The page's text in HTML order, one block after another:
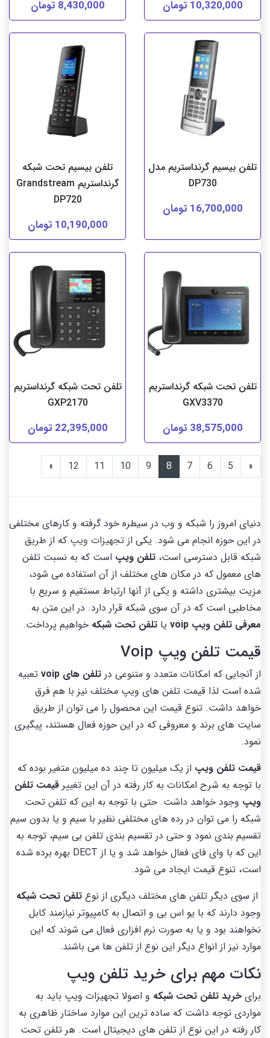
10,320,000 تومان 8,430,000 تومان
تلفن بیسیم گرنداستریم مدل
DP730
16,700,000 تومان
تلفن بیسیم تحت شبکه
گرنداستریم Grandstream
DP720
10,190,000 تومان
تلفن تحت شبکه گرنداستریم
GXV3370
38,575,000 تومان
تلفن تحت شبکه گرنداستریم
GXP2170
22,395,000 تومان
«
5
6
7
8
9
10
11
12
»
دنیای امروز را شبکه و وب در سیطره خود گرفته و کارهای مختلفی
در این حوزه انجام می شود. یکی از تجهیزات ویپ که از طریق
شبکه قابل دسترسی است، تلفن ویپ است که به نسبت تلفن
های معمول که در مکان های مختلف از آن استفاده می شود،
مزیت بیشتری داشته و یکی از آنها ارتباط مستقیم و سریع با
مخاطبی است که در آن سوی شبکه قرار دارد. در این متن به
معرفی تلفن ویپ voip
یا تلفن تحت شبکه خواهیم پرداخت.
قیمت تلفن ویپ Voip
از آنجایی که امکانات متعدد و متنوعی در تلفن های voip
تعبیه
شده است لذا قیمت تلفن های ویپ مختلف نیز با هم فرق
خواهد داشت. تنوع قیمت این محصول را می توان از طریق
سایت های برند و معروفی که در این حوزه فعال هستند، پیگیری
نمود.
قیمت تلفن ویپ از یک میلیون تا چند ده میلیون متغیر بوده که
با توجه به شرح امکانات به کار رفته در آن این تغییر قیمت تلفن
ویپ وجود خواهد داشت. حتی با توجه به این که تلفن تحت
شبکه را می توان در رده های مختلفی نظیر با سیم و یا بدون سیم
تقسیم بندی نمود و حتی در تقسیم بندی تلفن بی سیم، توجه به
این که با وای فای فعال خواهد شد و یا از DECT بهره برده شده
است، تنوع قیمت ایجاد می شود.
از سوی دیگر تلفن های مختلف دیگری از نوع تلفن تحت شبکه
وجود دارند که با یو اس بی و اتصال به کامپیوتر نیازمند کابل
نخواهند بود و یا به صورت نرم افزاری فعال می شوند که این
موارد نیز از انواع دیگر این نوع از تلفن ها می باشند.
نکات مهم برای خرید تلفن ویپ
برای خرید تلفن تحت شبکه و اصولا تجهیزات ویپ باید به
مواردی توجه داشت که ساده ترین این موارد ساختار ظاهری به
کار رفته در این نوع از تلفن های دیجیتال است. هر تلفن تحت